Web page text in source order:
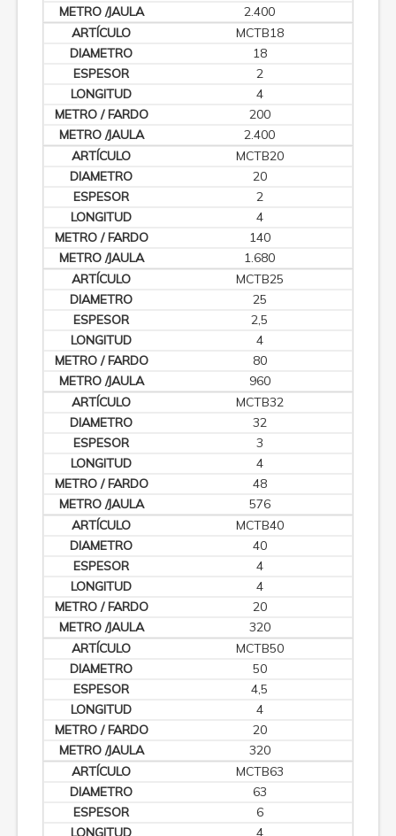
2.400
MCTB18
18
2
4
200
2.400
MCTB20
20
2
4
140
1.680
MCTB25
25
2,5
4
80
960
MCTB32
32
3
4
48
576
MCTB40
40
4
4
20
320
MCTB50
50
4,5
4
20
320
MCTB63
63
6
4